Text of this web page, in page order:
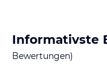
Informativste
Bewertungen)